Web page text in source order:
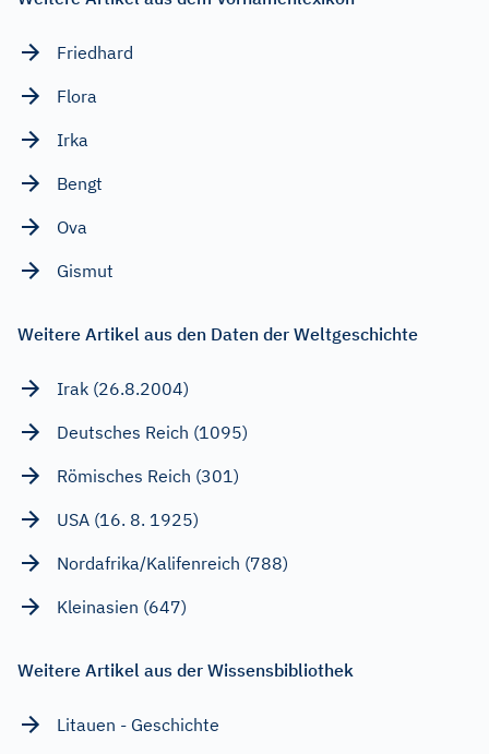
Friedhard
Flora
Irka
Bengt
Ova
Gismut
Weitere Artikel aus den Daten der Weltgeschichte
Irak (26.8.2004)
Deutsches Reich (1095)
Römisches Reich (301)
USA (16. 8. 1925)
Nordafrika/Kalifenreich (788)
Kleinasien (647)
Weitere Artikel aus der Wissensbibliothek
Litauen - Geschichte